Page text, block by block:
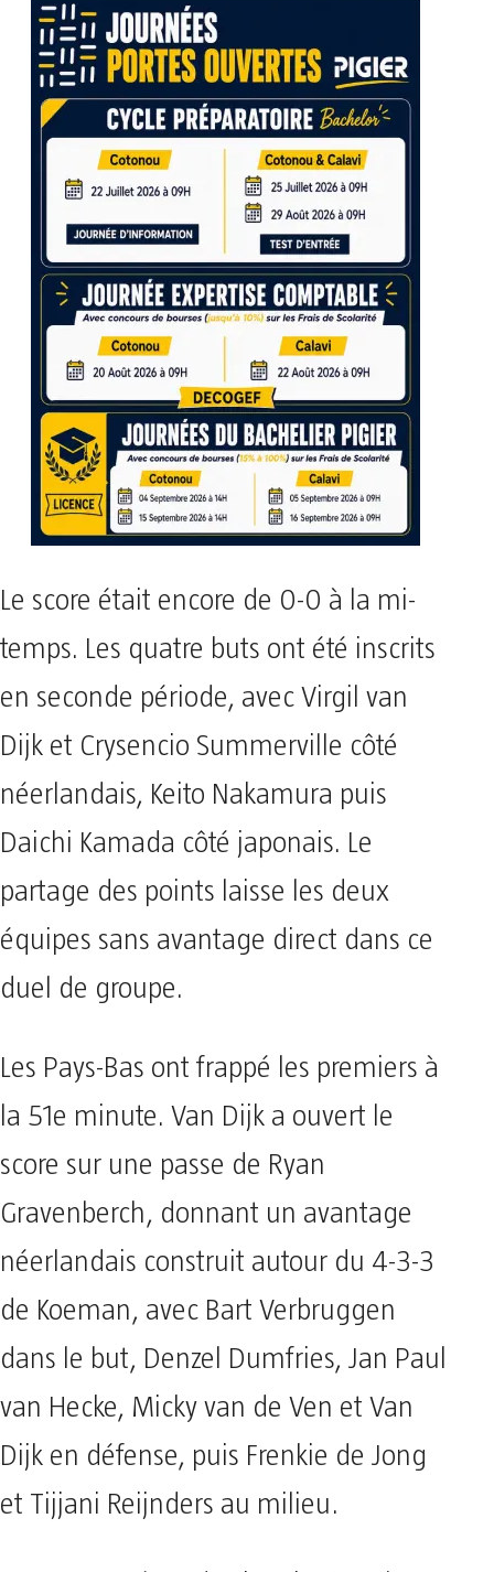
Le score était encore de 0-0 à la mi-
temps. Les quatre buts ont été inscrits
en seconde période, avec Virgil van
Dijk et Crysencio Summerville côté
néerlandais, Keito Nakamura puis
Daichi Kamada côté japonais. Le
partage des points laisse les deux
équipes sans avantage direct dans ce
duel de groupe.
Les Pays-Bas ont frappé les premiers à
la 51e minute. Van Dijk a ouvert le
score sur une passe de Ryan
Gravenberch, donnant un avantage
néerlandais construit autour du 4-3-3
de Koeman, avec Bart Verbruggen
dans le but, Denzel Dumfries, Jan Paul
van Hecke, Micky van de Ven et Van
Dijk en défense, puis Frenkie de Jong
et Tijjani Reijnders au milieu.